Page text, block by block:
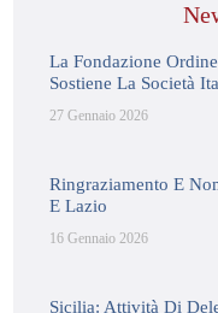
La Fondazione
Sostiene La Società
27 Gennaio 2026
Ringraziamento E
E Lazio
16 Gennaio 2026
Sicilia: Attività Di